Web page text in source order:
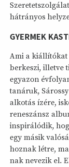
hátrányos
GYERMEK
Ami a
berkeszi, illetve
egyazon
tanáruk,
alkotás ízére,
reneszánsz
inspirálódik,
egy másik
hoznak létre,
nak nevezik el.